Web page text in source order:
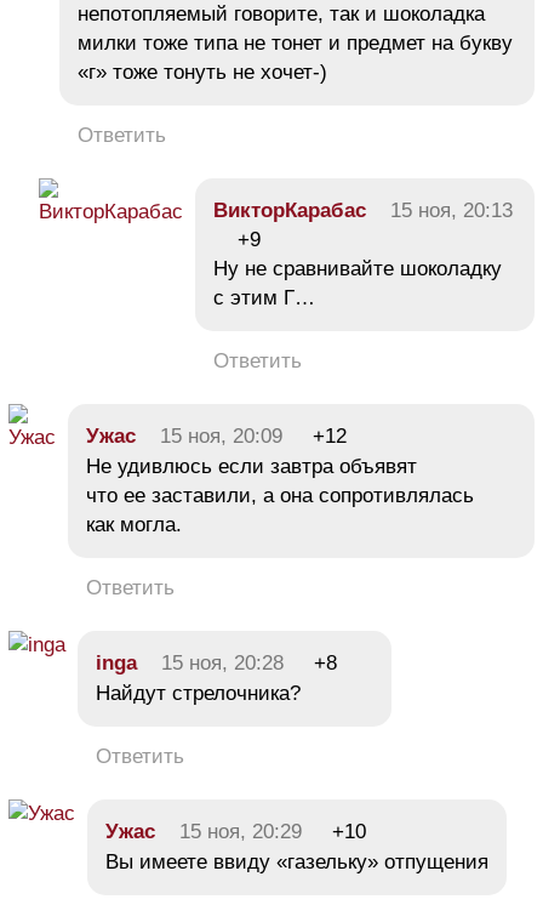
непотопляемый говорите, так и шоколадка
милки тоже типа не тонет и предмет на букву
«г» тоже тонуть не хочет-)
Ответить
ВикторКарабас
15 ноя, 20:13
+9
Ну не сравнивайте шоколадку
с этим Г…
Ответить
Ужас 15 ноя, 20:09
+12
Не удивлюсь если завтра объявят
что ее заставили, а она сопротивлялась
как могла.
Ответить
inga 15 ноя, 20:28
+8
Найдут стрелочника?
Ответить
Ужас 15 ноя, 20:29
+10
Вы имеете ввиду «газельку» отпущения